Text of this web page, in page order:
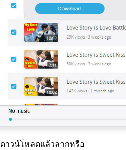
าวน์โหลดแล้วลากหรือ